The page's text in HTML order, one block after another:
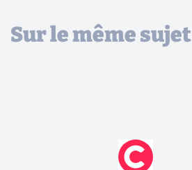
Sur le même sujet